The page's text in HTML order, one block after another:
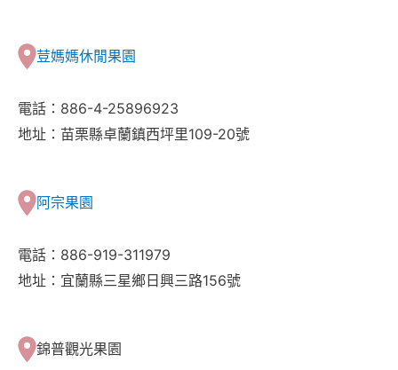
荳媽媽休閒果園
電話：886-4-25896923
地址：苗栗縣卓蘭鎮西坪里109-20號
阿宗果園
電話：886-919-311979
地址：宜蘭縣三星鄉日興三路156號
錦普觀光果園